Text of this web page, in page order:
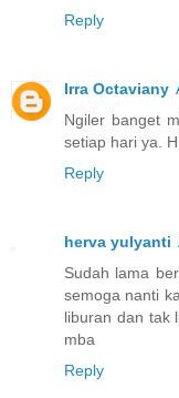
Reply
Irra Octaviany
Ngiler banget
setiap hari ya.
Reply
herva yulyanti
Sudah lama
semoga nanti
liburan dan tak
mba
Reply